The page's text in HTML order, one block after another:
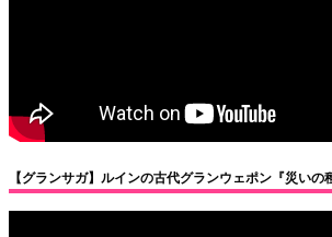
【グランサガ】ルインの古代グランウェポン『災いの